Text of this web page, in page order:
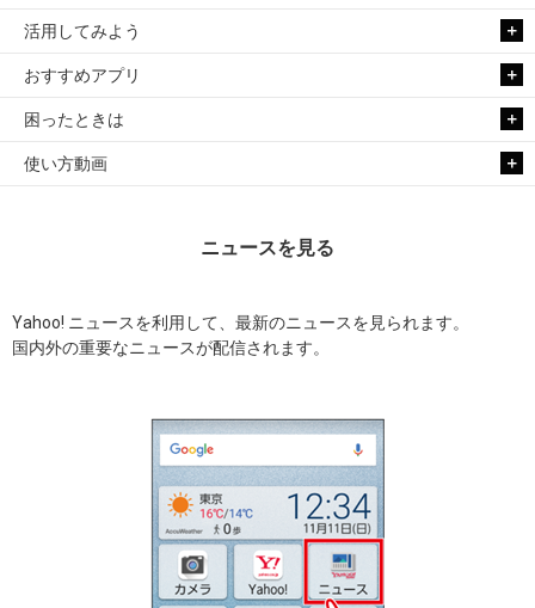
活用してみよう
おすすめアプリ
困ったときは
使い方動画
ニュースを見る
Yahoo! ニュースを利用して、最新のニュースを見られます。
国内外の重要なニュースが配信されます。